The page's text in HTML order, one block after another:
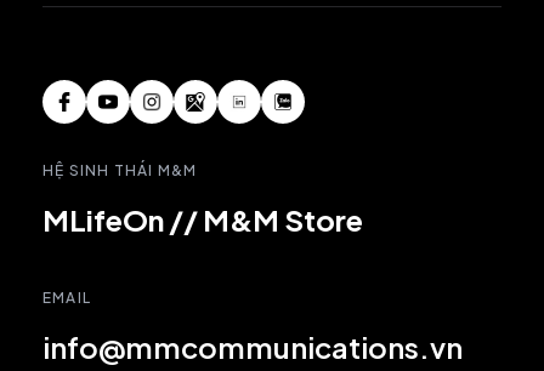
HỆ SINH THÁI M&M
MLifeOn // M&M Store
EMAIL
info@mmcommunications.vn